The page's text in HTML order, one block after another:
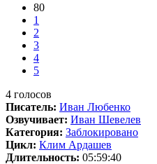
80
1
2
3
4
5
4 голосов
Писатель: Иван Любенко
Озвучивает: Иван Шевелев
Категория: Заблокировано
Цикл: Клим Ардашев
Длительность: 05:59:40